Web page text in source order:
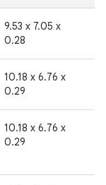
9.53 x 7.05 x
0.28
10.18 x 6.76 x
0.29
10.18 x 6.76 x
0.29